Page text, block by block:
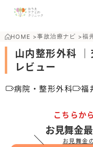
HOME >事故治療ナビ >福
山内整形外科
レビュー
病院・整形外科 福
＼
こちらか
お見舞金
お見舞金